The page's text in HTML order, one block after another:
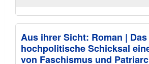
Aus ihrer Sicht: Roman | Das
hochpolitische Schicksal
von Faschismus und